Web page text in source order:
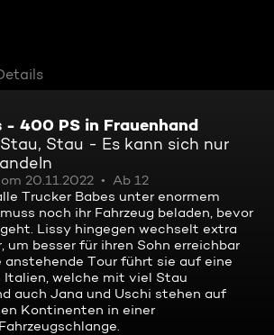
- 400 PS in Frauenhand
Stau - Es kann sich nur
20.11.2022
Ab 12
Trucker Babes unter enormem
noch ihr Fahrzeug beladen, bevor
Lissy hingegen wechselt extra
um besser für ihren Sohn erreichbar
anstehende Tour führt sie auf eine
Italien, welche mit viel Stau
auch Jana und Uschi stehen auf
Kontinenten in einer